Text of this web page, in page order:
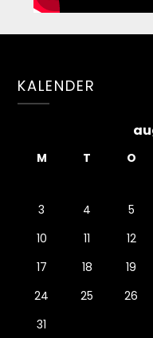
KALENDER
M T O
3
4 5
10
11 12
17
18 19
24
25 26
31